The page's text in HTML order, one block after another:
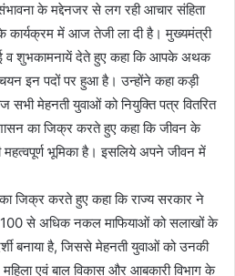
के मद्देनजर से लग रही आचार संहिता
में आज तेजी ला दी है। मुख्यमंत्री
व शुभकामनायें देते हुए कहा कि आपके अथक
इन पदों पर हुआ है। उन्होंने कहा कड़ी
मेहनती युवाओं को नियुक्ति पत्र वितरित
का जिक्र करते हुए कहा कि जीवन के
भूमिका है। इसलिये अपने जीवन में
जिक्र करते हुए कहा कि राज्य सरकार ने
100 से अधिक नकल माफियाओं को सलाखों के
बनाया है, जिससे मेहनती युवाओं को उनकी
एवं बाल विकास और आबकारी विभाग के